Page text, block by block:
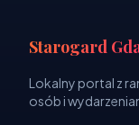
Starogard
Lokalny portal z
osób i